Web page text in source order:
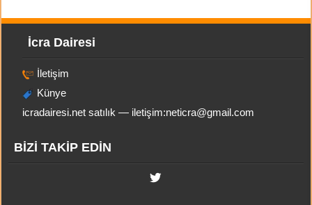
İcra Dairesi
İletişim
Künye
icradairesi.net satılık — iletişim:neticra@gmail.com
BİZİ TAKİP EDİN